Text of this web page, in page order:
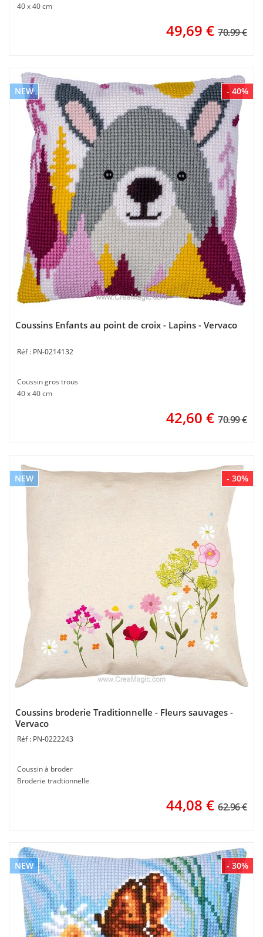
40 x 40 cm
49,69 € 70.99 €
- 40%
NEW
Coussins Enfants au point de croix - Lapins - Vervaco
PN-0214132
Coussin gros trous
40 x 40 cm
42,60 € 70.99 €
- 30%
NEW
Coussins broderie Traditionnelle - Fleurs sauvages -
Vervaco
PN-0222243
Coussin à broder
Broderie tradtionnelle
44,08 € 62.96 €
- 30%
NEW